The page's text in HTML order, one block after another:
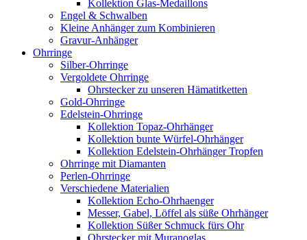
Kollektion Glas-Medaillons
Engel & Schwalben
Kleine Anhänger zum Kombinieren
Gravur-Anhänger
Ohrringe
Silber-Ohrringe
Vergoldete Ohrringe
Ohrstecker zu unseren Hämatitketten
Gold-Ohrringe
Edelstein-Ohrringe
Kollektion Topaz-Ohrhänger
Kollektion bunte Würfel-Ohrhänger
Kollektion Edelstein-Ohrhänger Tropfen
Ohrringe mit Diamanten
Perlen-Ohrringe
Verschiedene Materialien
Kollektion Echo-Ohrhaenger
Messer, Gabel, Löffel als süße Ohrhänger
Kollektion Süßer Schmuck fürs Ohr
Ohrstecker mit Muranoglas